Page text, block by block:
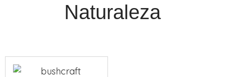
Naturaleza